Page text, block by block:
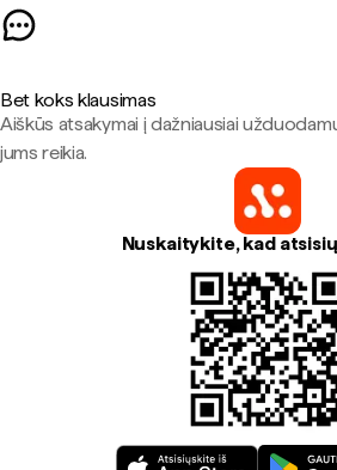
Bet koks klausimas
Aiškūs atsakymai į dažniausiai
jums reikia.
Nuskaitykite, kad